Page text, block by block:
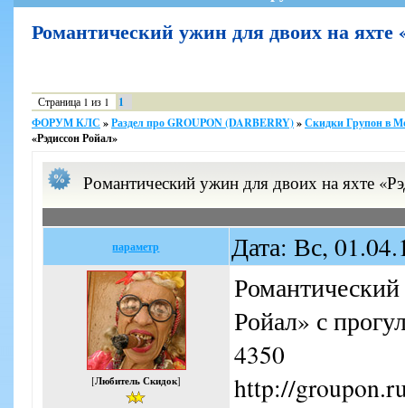
Романтический ужин для двоих на
Страница 1 из 1
1
ФОРУМ КЛС »Раздел про GROUPON (DARBERRY)»Скидки Групон в
«Рэдиссон Ройал»
Романтический ужин для двоих на яхте
параметр Дата: Вс,
[Любитель Скидок]
Ройал» с
4350
http://